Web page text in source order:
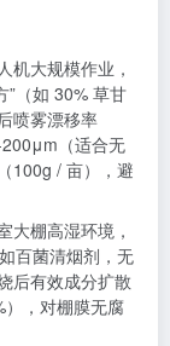
机大规模作业，
”（如 30% 草甘
喷雾漂移率
（适合无
100g / 亩），避
大棚高湿环境，
百菌清烟剂，无
后有效成分扩散
，对棚膜无腐